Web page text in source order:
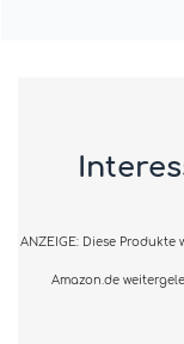
ANZEIGE: Diese
Amazon.de